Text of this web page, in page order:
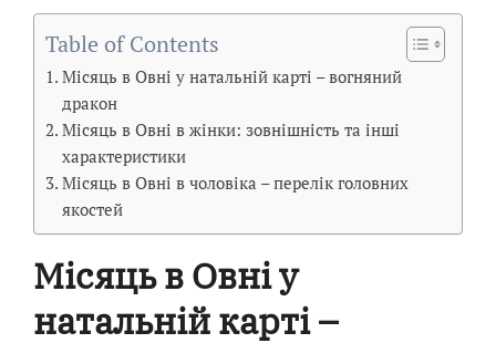
Table of Contents
Місяць в Овні у натальній карті – вогняний
дракон
Місяць в Овні в жінки: зовнішність та інші
характеристики
Місяць в Овні в чоловіка – перелік головних
якостей
Місяць в Овні у
натальній карті –